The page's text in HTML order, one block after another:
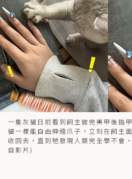
一隻灰貓日前看到飼主做完美甲後指
貓一樣能自由伸縮爪子，立刻在飼主
收回去，直到牠發現人類完全學不會
自影片)